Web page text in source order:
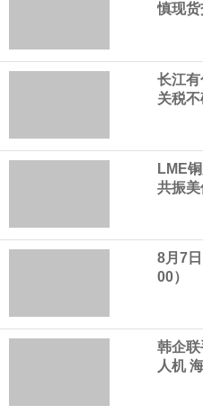
成技术、高紧凑度机器人
用人形机器人、四足机
所做的工作“非常满意”
言”，他对赫格塞思所做
慎现
长江
关税
LME
共振美
8月7
00）
韩企
人机